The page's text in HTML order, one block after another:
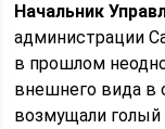
Начальник
администрации
в прошлом
внешнего вида в
возмущали